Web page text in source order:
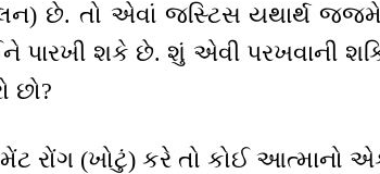
છે. તો એવાં જસ્ટિસ યથાર્થ
શકે છે. શું એવી પરખવાની
છો?
રોંગ (ખોટું) કરે તો કોઈ આત્માનો